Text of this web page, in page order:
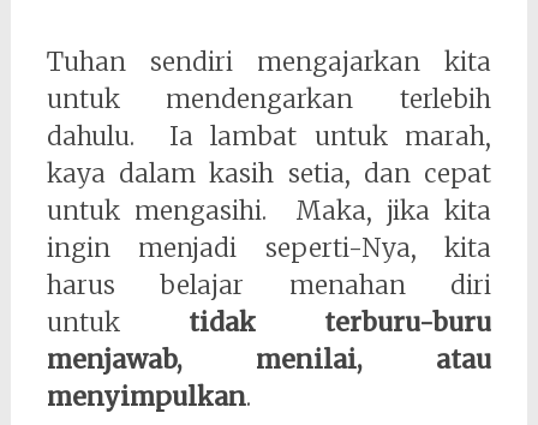
Tuhan sendiri mengajarkan kita
untuk mendengarkan terlebih
dahulu. Ia lambat untuk marah,
kaya dalam kasih setia, dan cepat
untuk mengasihi. Maka, jika kita
ingin menjadi seperti-Nya, kita
harus belajar menahan diri
untuk tidak terburu-buru
menjawab, menilai, atau
menyimpulkan.